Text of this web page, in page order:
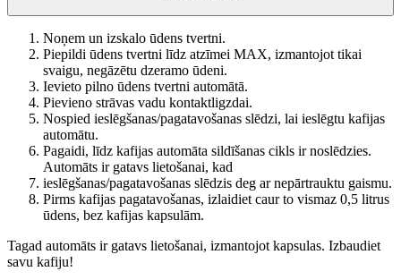
Noņem un izskalo ūdens tvertni.
Piepildi ūdens tvertni līdz atzīmei MAX, izmantojot tikai
svaigu, negāzētu dzeramo ūdeni.
Ievieto pilno ūdens tvertni automātā.
Pievieno strāvas vadu kontaktligzdai.
Nospied ieslēgšanas/pagatavošanas slēdzi, lai ieslēgtu kafijas
automātu.
Pagaidi, līdz kafijas automāta sildīšanas cikls ir noslēdzies.
Automāts ir gatavs lietošanai, kad
ieslēgšanas/pagatavošanas slēdzis deg ar nepārtrauktu gaismu.
Pirms kafijas pagatavošanas, izlaidiet caur to vismaz 0,5 litrus
ūdens, bez kafijas kapsulām.
Tagad automāts ir gatavs lietošanai, izmantojot kapsulas. Izbaudiet
savu kafiju!